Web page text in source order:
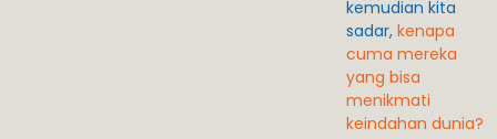
kemudian kita
sadar, kenapa
cuma mereka
yang bisa
menikmati
keindahan dunia?